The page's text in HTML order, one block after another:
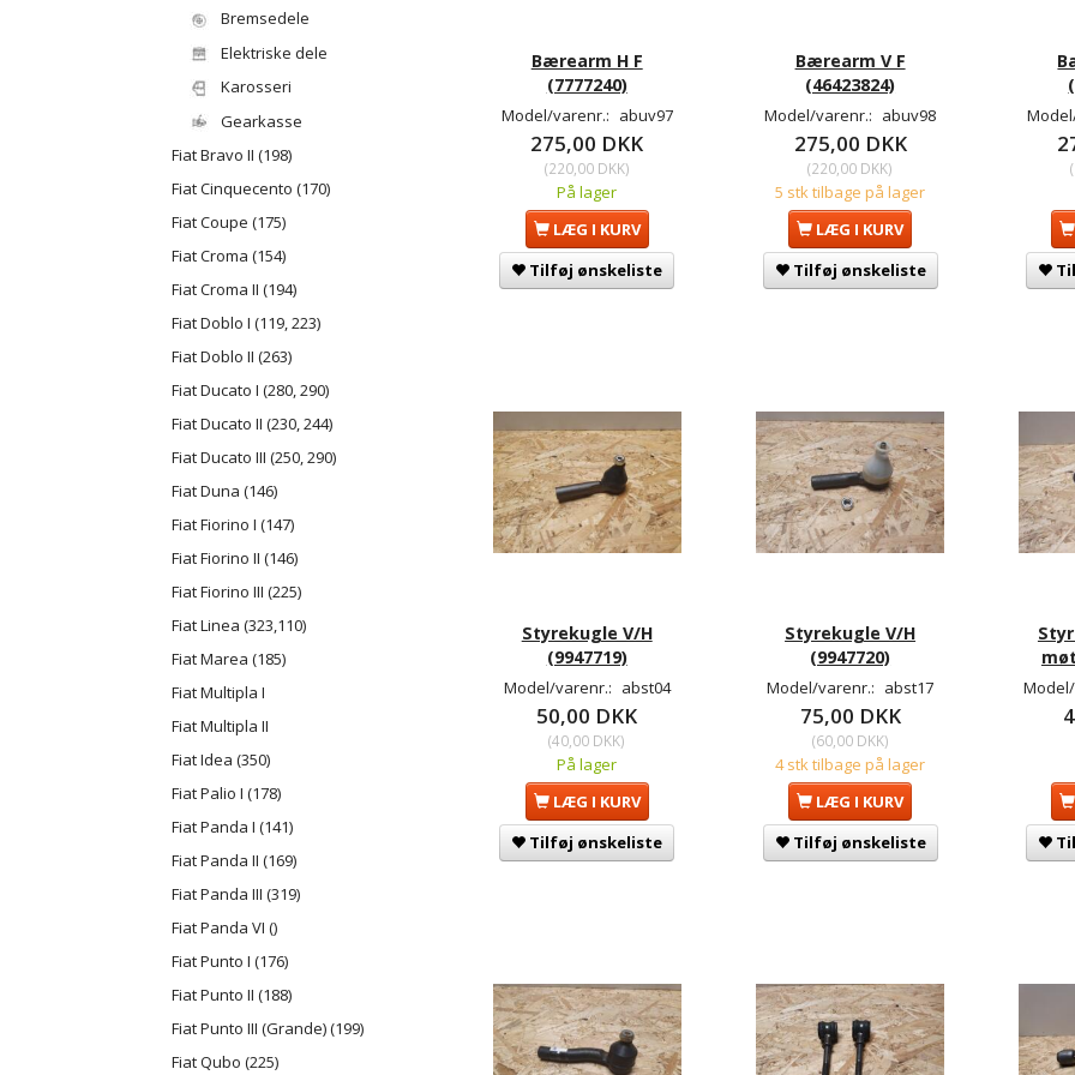
Bremsedele
Elektriske dele
Karosseri
Gearkasse
Fiat Bravo II (198)
Fiat Cinquecento (170)
Fiat Coupe (175)
Fiat Croma (154)
Fiat Croma II (194)
Fiat Doblo I (119, 223)
Fiat Doblo II (263)
Fiat Ducato I (280, 290)
Fiat Ducato II (230, 244)
Fiat Ducato III (250, 290)
Fiat Duna (146)
Fiat Fiorino I (147)
Fiat Fiorino II (146)
Fiat Fiorino III (225)
Fiat Linea (323,110)
Fiat Marea (185)
Fiat Multipla I
Fiat Multipla II
Fiat Idea (350)
Fiat Palio I (178)
Fiat Panda I (141)
Fiat Panda II (169)
Fiat Panda III (319)
Fiat Panda VI ()
Fiat Punto I (176)
Fiat Punto II (188)
Fiat Punto III (Grande) (199)
Fiat Qubo (225)
Bærearm H F
(7777240)
Model/varenr.: abuv97
275,00 DKK
(220,00 DKK)
På lager
LÆG I KURV
Tilføj ønskeliste
Bærearm V F
(46423824)
Model/varenr.: abuv98
275,00 DKK
(220,00 DKK)
5 stk tilbage på lager
LÆG I KURV
Tilføj ønskeliste
(
Styrekugle V/H
(9947719)
Model/varenr.: abst04
50,00 DKK
(40,00 DKK)
På lager
LÆG I KURV
Tilføj ønskeliste
Styrekugle V/H
(9947720)
Model/varenr.: abst17
75,00 DKK
(60,00 DKK)
4 stk tilbage på lager
LÆG I KURV
Tilføj ønskeliste